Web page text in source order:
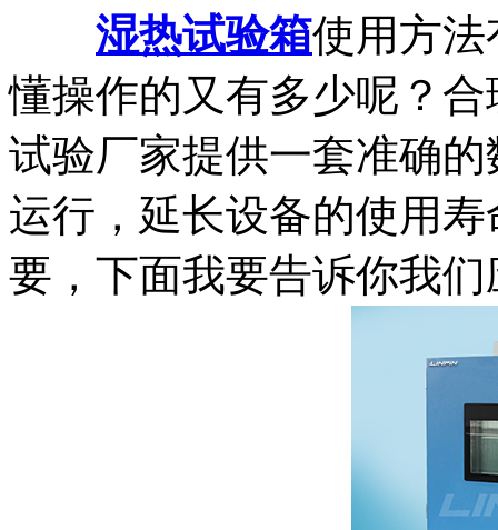
湿热试验箱使用方
懂操作的又有多少呢？
试验厂家提供一套准确
运行，延长设备的使用
要，下面我要告诉你我